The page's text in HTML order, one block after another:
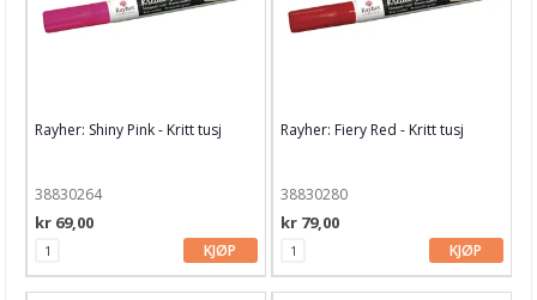
Rayher: Shiny Pink - Kritt tusj
38830264
kr 69,00
KJØP
Rayher: Fiery Red - Kritt tusj
38830280
kr 79,00
KJØP